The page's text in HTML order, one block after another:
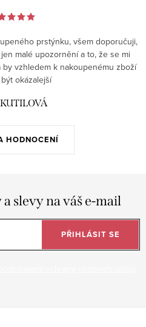
HODNOCENÍ
prstýnku, všem doporučuji,
malé upozornění a to, že se mi
vzhledem k nakoupenému zboží
okázalejší
slevy na váš e-mail
PŘIHLÁSIT SE